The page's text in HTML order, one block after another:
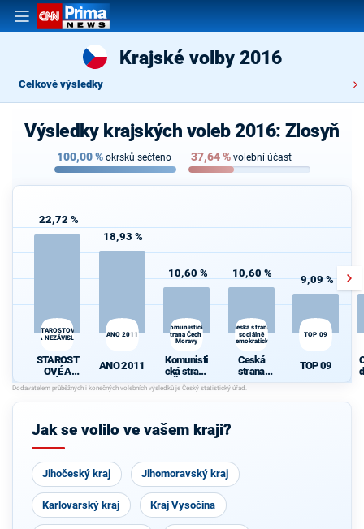
Krajské volby 2016
Celkové výsledky
Výsledky krajských voleb 2016: Zlosyň
100,00% okrsků sečteno 37,64% volební účast
22,72 %
STAROSTOVÉ
A NEZÁVISLÍ
STAROST
OVÉ A
NEZÁVISL
Í
18,93 %
ANO 2011
ANO 2011
10,60 %
Komunistická
strana Čech a
Moravy
Komunisti
cká strana
Čech a
Moravy
10,60 %
Česká strana
sociálně
demokratická
Česká
strana
sociálně
demokrati
cká
9,09 %
TOP 09
TOP 09
Jak se volilo ve vašem kraji?
Jihočeský kraj Jihomoravský kraj
Karlovarský kraj Kraj Vysočina